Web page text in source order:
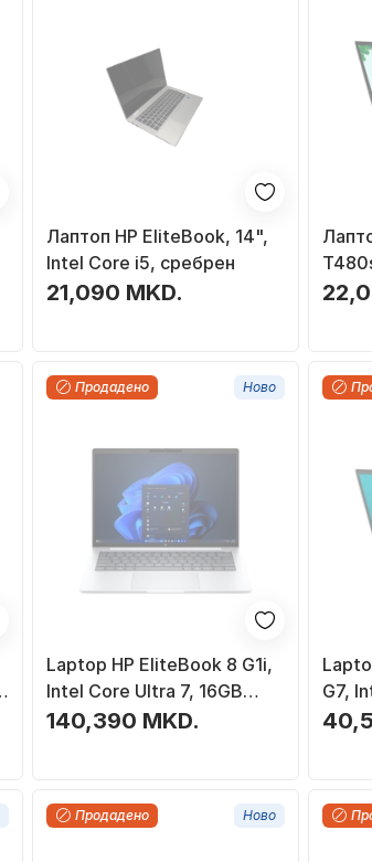
Лаптоп HP EliteBook, 14",
Intel Core i5, сребрен
21,090 MKD.
8GB
Продадено Ново
Laptop HP EliteBook 8 G1i,
Intel Core Ultra 7, 16GB
512GB, 14\", сив
140,390 MKD.
G7,
RAM,
Продадено Ново